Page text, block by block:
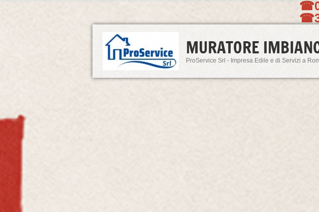
MURATORE
ProService Srl - Impresa Edile e di Servizi a